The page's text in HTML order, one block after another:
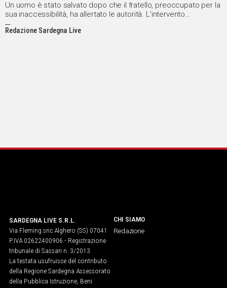
Un uomo è stato salvato dopo che il fratello, preoccupato per la
sua inaccessibilità, ha allertato le autorità. L'intervento
coordinato ha permesso di superare la porta bloccata e
prestare i primi soccorsi
Redazione Sardegna Live
SARDEGNA LIVE S.R.L.
Via Fleming snc Alghero (SS) 07041
P.IVA 02622400906 - Registrazione
tribunale di Sassari n. 3/2013
La testata usufruisce del contributo
della Regione Sardegna Assessorato
della Pubblica Istruzione, Beni
CHI SIAMO
Redazione